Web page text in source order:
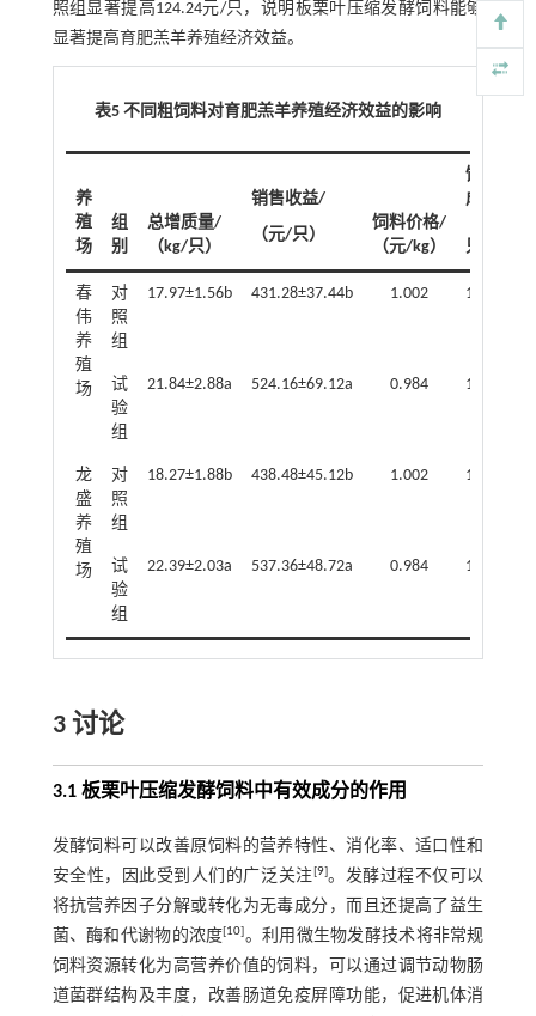
照组显著提高124.24元/只，说明板栗叶压缩发酵饲料能够
显著提高育肥羔羊养殖经济效益。
表5 不同粗饲料对育肥羔羊养殖经济效益的影响
养
殖
场
组
别
总增质量/
（kg/只）
销售收益/
（元/只）
饲料价格/
（元/kg）
饲料
成本/
只）
春
伟
养
殖
场
对
照
组
17.97±1.56b 431.28±37.44b 1.002 185.51
试
验
组
21.84±2.88a 524.16±69.12a 0.984 163.13
龙
盛
养
殖
场
对
照
组
18.27±1.88b 438.48±45.12b 1.002 185.51
试
验
组
22.39±2.03a 537.36±48.72a 0.984 163.13
3 讨论
3.1 板栗叶压缩发酵饲料中有效成分的作用
发酵饲料可以改善原饲料的营养特性、消化率、适口性和
安全性，因此受到人们的广泛关注[9]。发酵过程不仅可以
将抗营养因子分解或转化为无毒成分，而且还提高了益生
菌、酶和代谢物的浓度[10]。利用微生物发酵技术将非常规
饲料资源转化为高营养价值的饲料，可以通过调节动物肠
道菌群结构及丰度，改善肠道免疫屏障功能，促进机体消